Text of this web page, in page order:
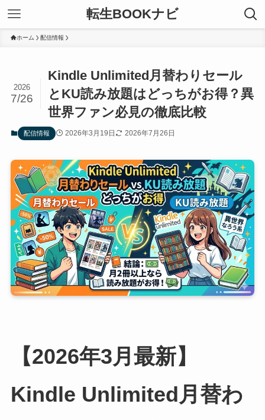
転生BOOKナビ
ホーム 配信情報
Kindle Unlimited月替わりセール
とKU読み放題はどっちがお得？異
世界ファン必見の徹底比較
2026
7/26
配信情報 2026年3月19日 2026年7月26日
【2026年3月最新】
Kindle Unlimited月替わ